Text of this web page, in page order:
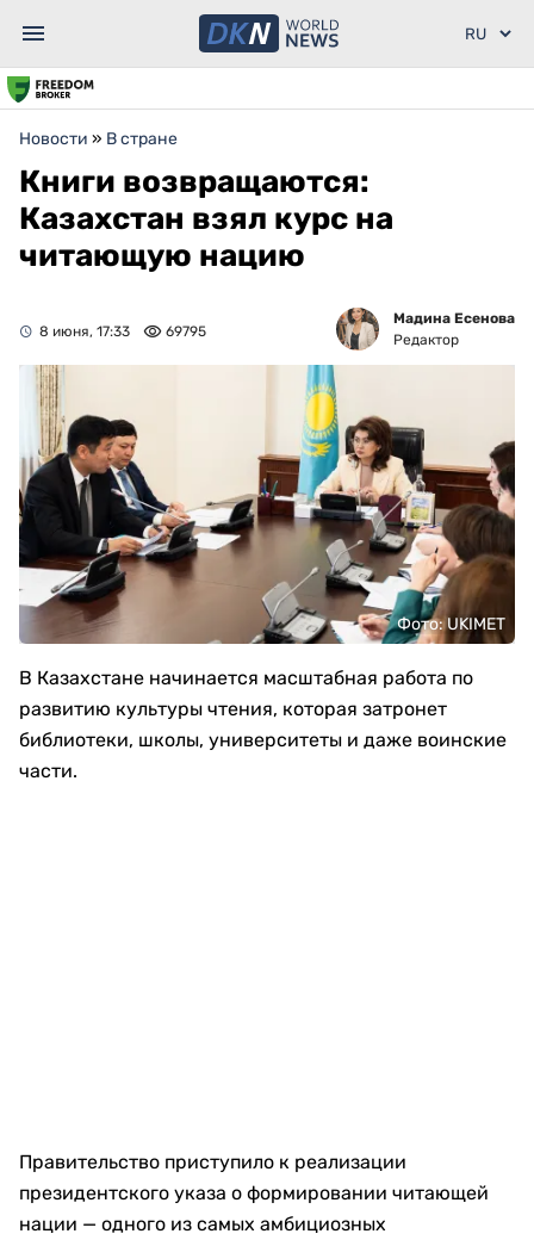
Новости » В стране
Книги возвращаются:
Казахстан взял курс на
читающую нацию
8 июня, 17:33 69795
Мадина Есенова
Редактор
Фото: UKIMET
В Казахстане начинается масштабная работа по
развитию культуры чтения, которая затронет
библиотеки, школы, университеты и даже воинские
части.
Правительство приступило к реализации
президентского указа о формировании читающей
нации — одного из самых амбициозных